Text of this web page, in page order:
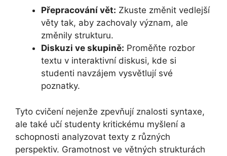
Přepracování vět: Zkuste změnit vedlejší
věty tak, aby zachovaly význam, ale
změnily strukturu.
Diskuzi ve skupině: Proměňte rozbor
textu v interaktivní diskusi, kde si
studenti navzájem vysvětlují své
poznatky.
Tyto cvičení nejenže zpevňují znalosti syntaxe,
ale také učí studenty kritickému myšlení a
schopnosti analyzovat texty z různých
perspektiv. Gramotnost ve větných strukturách